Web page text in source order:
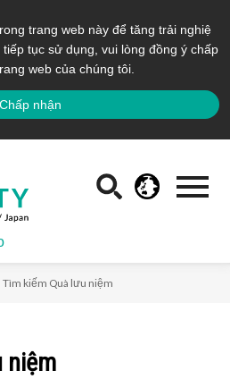
trang web này để tăng trải nghiệ
tục sử dụng, vui lòng đồng ý chấp
web của chúng tôi.
Chấp nhận
Tìm kiếm Quà lưu niệm
niệm